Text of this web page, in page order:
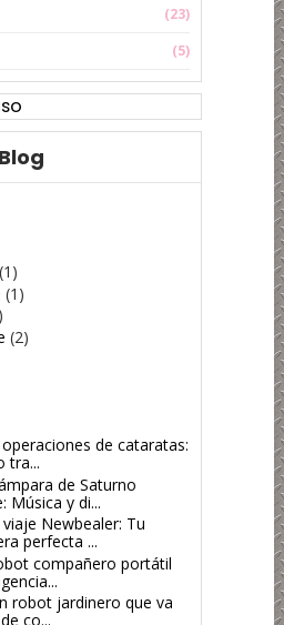
(23)
(5)
(1)
(1)
(2)
de cataratas:
tra...
de Saturno
Música y di...
Newbealer: Tu
perfecta ...
compañero portátil
robot jardinero que va
co...